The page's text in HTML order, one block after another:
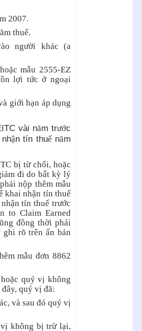
2007.
thuế.
người khác (a
mẫu 2555-EZ
lợi tức ở ngoại
giới hạn áp dụng
vài năm trước
nhận tín thuếnăm
bị từ chối, hoặc
đi do bất kỳ lý
nộp thêm mẫu
khai nhận tín thuế
tín thuế trước
to Claim Earned
đồng thời phải
rõ trên ấn bản
mẫu đơn 8862
quý vị không
quý vị đã:
và sau đó quý vị
không bị trừ lại,